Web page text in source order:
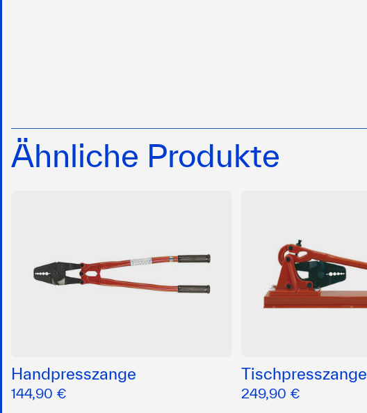
Ähnliche Produkte
Handpresszange
144,90 €
Tischpresszange
249,90 €